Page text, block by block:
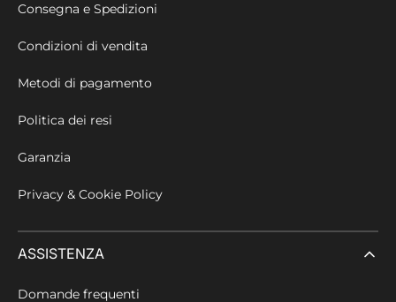
Consegna e Spedizioni
Condizioni di vendita
Metodi di pagamento
Politica dei resi
Garanzia
Privacy & Cookie Policy
ASSISTENZA
Domande frequenti